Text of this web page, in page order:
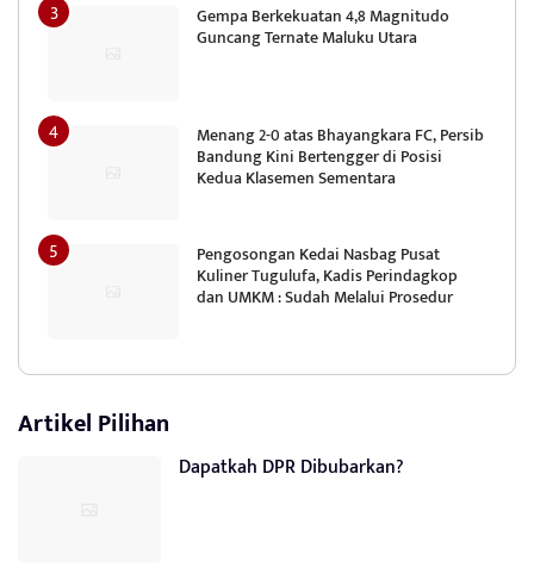
Gempa Berkekuatan 4,8 Magnitudo
Guncang Ternate Maluku Utara
Menang 2-0 atas Bhayangkara FC, Persib
Bandung Kini Bertengger di Posisi
Kedua Klasemen Sementara
Pengosongan Kedai Nasbag Pusat
Kuliner Tugulufa, Kadis Perindagkop
dan UMKM : Sudah Melalui Prosedur
Artikel Pilihan
Dapatkah DPR Dibubarkan?